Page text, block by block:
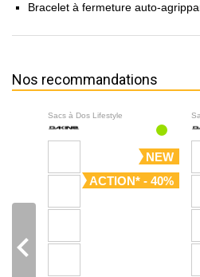
Bracelet à fermeture auto-
Nos recommandations
Sacs à Dos Lifestyle
NEW
ACTION* - 40%
navigate_before